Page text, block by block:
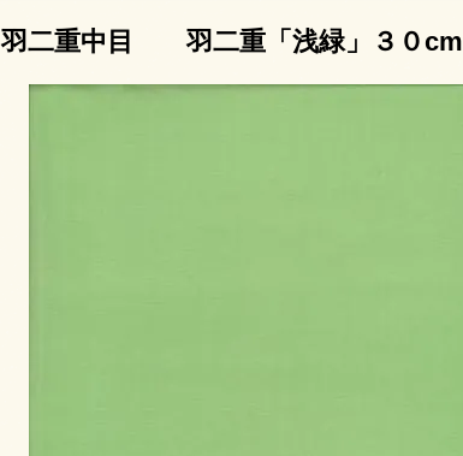
羽二重中目 羽二重「浅緑」３０cm